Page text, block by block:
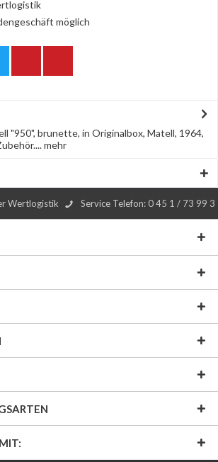
möglich
"950", brunette, in Originalbox, Matell, 1964,
mehr
Wertlogistik Service Telefon: 0 45 1 / 73 99 3